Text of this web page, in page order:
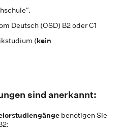
Deutsch (ÖSD) B2 oder C1
(kein
sind anerkannt:
benötigen Sie